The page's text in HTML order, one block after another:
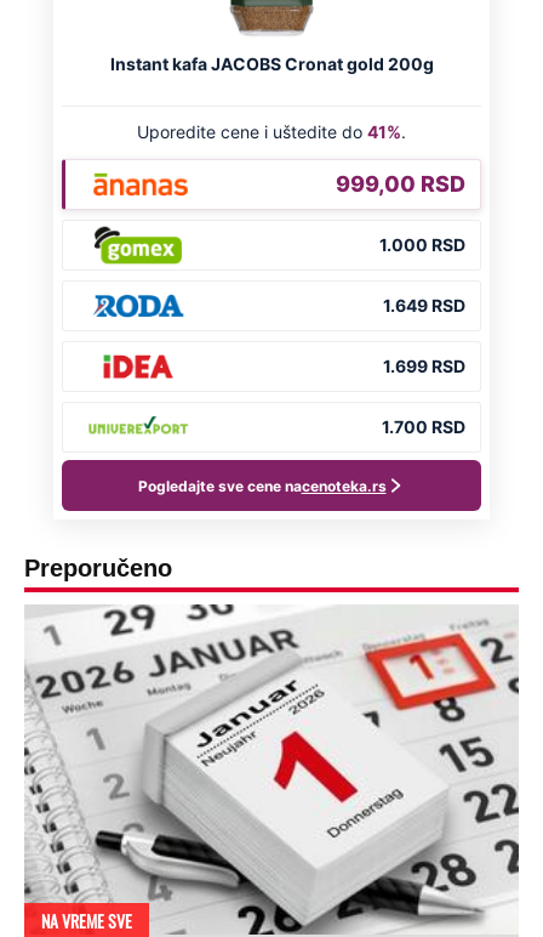
Preporučeno
NA VREME SVE